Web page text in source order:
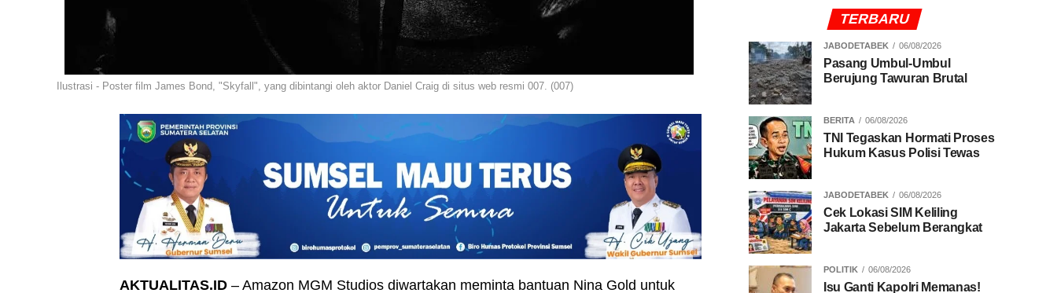
Ilustrasi - Poster film James Bond, "Skyfall", yang dibintangi oleh aktor Daniel Craig di situs web resmi 007. (007)
AKTUALITAS.ID – Amazon MGM Studios diwartakan meminta bantuan Nina Gold untuk
TERBARU
JABODETABEK 06/08/2026
Pasang Umbul-Umbul
Berujung Tawuran Brutal
BERITA 06/08/2026
TNI Tegaskan Hormati Proses
Hukum Kasus Polisi Tewas
JABODETABEK 06/08/2026
Cek Lokasi SIM Keliling
Jakarta Sebelum Berangkat
POLITIK 06/08/2026
Isu Ganti Kapolri Memanas!